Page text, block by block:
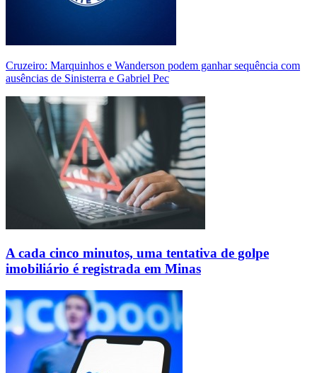
Cruzeiro: Marquinhos e Wanderson podem ganhar sequência com
ausências de Sinisterra e Gabriel Pec
A cada cinco minutos, uma tentativa de golpe
imobiliário é registrada em Minas